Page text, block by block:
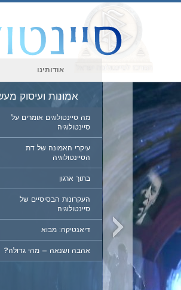
אודותינו
אמונות ועיסוק
מה סיינטולוגים אומרים על
סיינטולוגיה
עיקרי האמונה של דת
הסיינטולוגיה
בתוך ארגון
העקרונות הבסיסיים של
סיינטולוגיה
דיאנטיקה: מבוא
אהבה ושנאה – מהי גדולה?